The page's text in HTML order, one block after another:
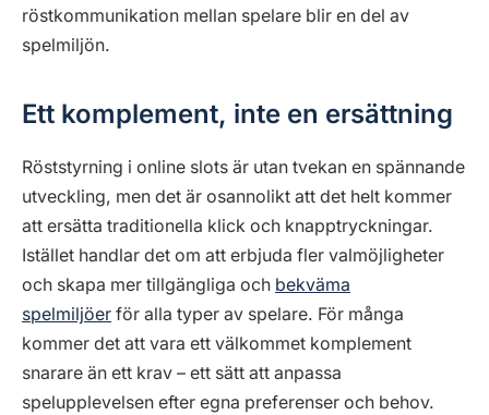
röstkommunikation mellan spelare blir en del av
spelmiljön.
Ett komplement, inte en ersättning
Röststyrning i online slots är utan tvekan en spännande
utveckling, men det är osannolikt att det helt kommer
att ersätta traditionella klick och knapptryckningar.
Istället handlar det om att erbjuda fler valmöjligheter
och skapa mer tillgängliga och bekväma
spelmiljöer för alla typer av spelare. För många
kommer det att vara ett välkommet komplement
snarare än ett krav – ett sätt att anpassa
spelupplevelsen efter egna preferenser och behov.